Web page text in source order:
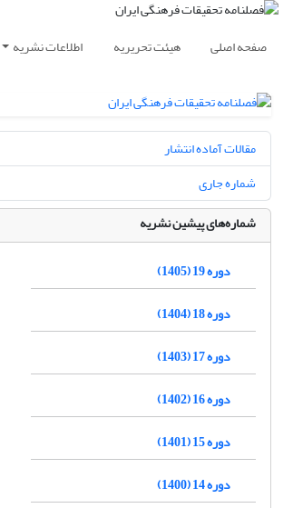
صفحه اصلی هیئت تحریریه اطلاعات نشریه
مقالات آماده انتشار
شماره جاری
شماره‌های پیشین نشریه
دوره 19 (1405)
دوره 18 (1404)
دوره 17 (1403)
دوره 16 (1402)
دوره 15 (1401)
دوره 14 (1400)